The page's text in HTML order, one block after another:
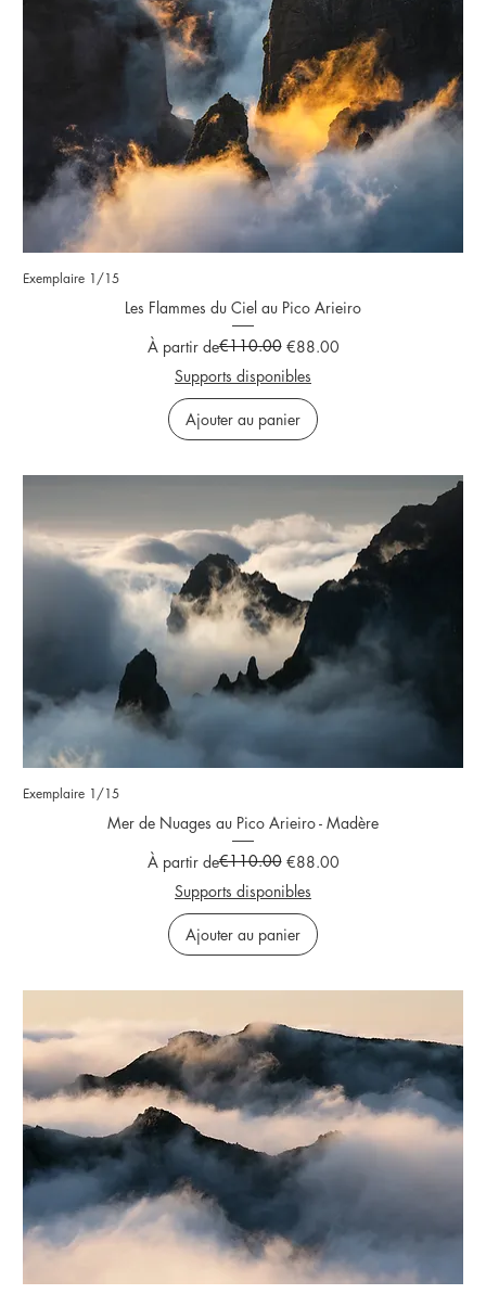
Exemplaire 1/15
Les Flammes du Ciel au Pico Arieiro
À partir de
Prix original€110.00 €88.00
Prix promotionnel
Supports disponibles
Ajouter au panier
Exemplaire 1/15
Mer de Nuages au Pico Arieiro - Madère
À partir de
Prix original€110.00 €88.00
Prix promotionnel
Supports disponibles
Ajouter au panier